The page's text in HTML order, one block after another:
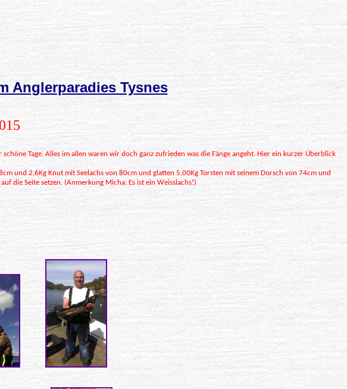
Anglerparadies Tysnes
Tage. Alles im allen waren wir doch ganz zufrieden was die Fänge angeht. Hier ein kurzer Überblick
und 2,6Kg Knut mit Seelachs von 80cm und glatten 5,00Kg Torsten mit seinem Dorsch von 74cm und
die Seite setzen. (Anmerkung Micha: Es ist ein Weisslachs!)